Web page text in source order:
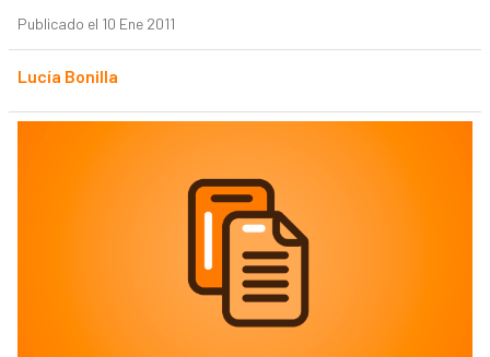
Publicado el 10 Ene 2011
Lucía Bonilla